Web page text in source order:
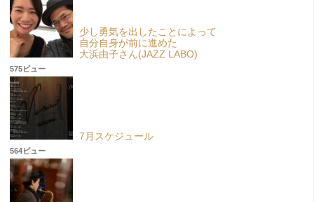
少し勇気を出したことによって
自分自身が前に進めた
大浜由子さん(JAZZ LABO)
575ビュー
7月スケジュール
564ビュー